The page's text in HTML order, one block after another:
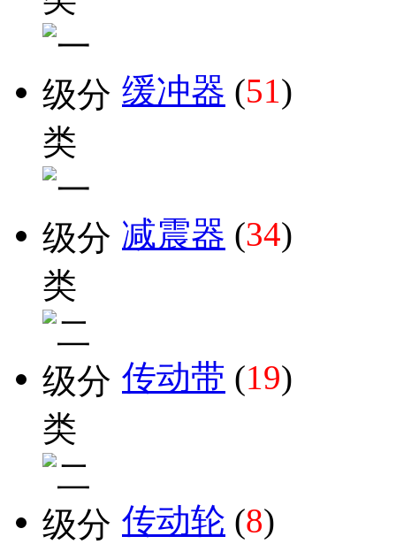
缓冲器 (51)
减震器 (34)
传动带 (19)
传动轮 (8)